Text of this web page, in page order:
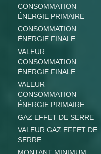
CONSOMMATION
ÉNERGIE PRIMAIRE
CONSOMMATION
ÉNERGIE FINALE
VALEUR
CONSOMMATION
ÉNERGIE FINALE
VALEUR
CONSOMMATION
ÉNERGIE PRIMAIRE
GAZ EFFET DE SERRE
VALEUR GAZ EFFET DE
SERRE